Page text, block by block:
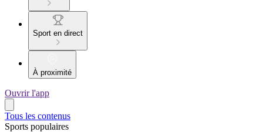
Sport en direct
À proximité
Ouvrir l'app
Tous les contenus
Sports populaires